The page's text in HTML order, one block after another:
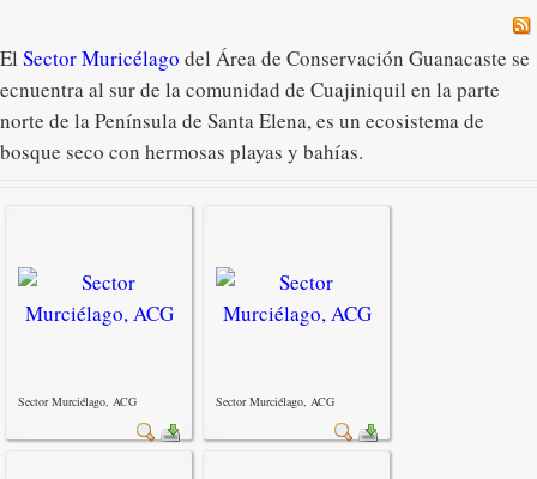
El Sector Muricélago del Área de Conservación Guanacaste se
ecnuentra al sur de la comunidad de Cuajiniquil en la parte
norte de la Península de Santa Elena, es un ecosistema de
bosque seco con hermosas playas y bahías.
Sector Murciélago, ACG Sector Murciélago, ACG